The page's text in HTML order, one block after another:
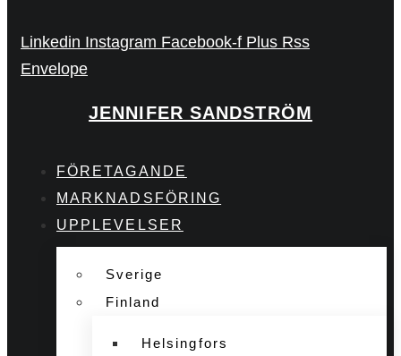
Linkedin Instagram Facebook-f Plus Rss
Envelope
JENNIFER SANDSTRÖM
FÖRETAGANDE
MARKNADSFÖRING
UPPLEVELSER
Sverige
Finland
Helsingfors